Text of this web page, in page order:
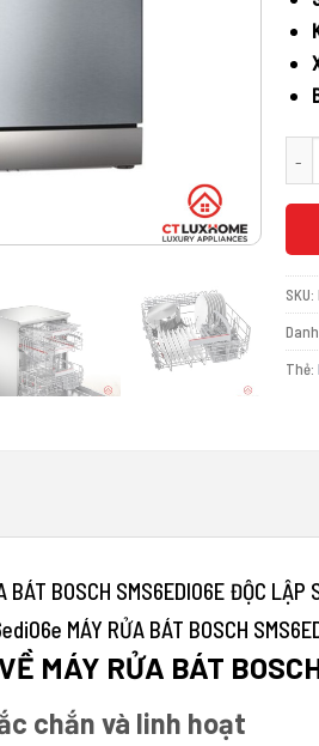
SKU:
Thẻ:
BOSCH SMS6EDI06E ĐỘC LẬP
MÁY RỬA BÁT
chắn và linh hoạt